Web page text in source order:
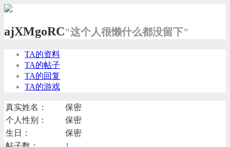
ajXMgoRC"这个人很懒什么都没留下"
TA的资料
TA的帖子
TA的回复
TA的游戏
真实姓名：
保密
个人性别：
保密
生日：
保密